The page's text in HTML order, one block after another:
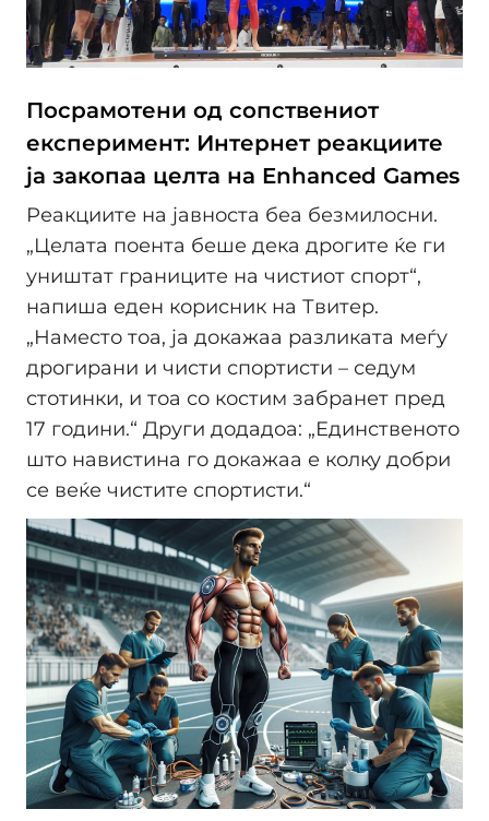
Посрамотени од сопствениот
експеримент: Интернет реакциите
ја закопаа целта на Enhanced Games
Реакциите на јавноста беа безмилосни.
„Целата поента беше дека дрогите ќе ги
уништат границите на чистиот спорт“,
напиша еден корисник на Твитер.
„Наместо тоа, ја докажаа разликата меѓу
дрогирани и чисти спортисти – седум
стотинки, и тоа со костим забранет пред
17 години.“ Други додадоа: „Единственото
што навистина го докажаа е колку добри
се веќе чистите спортисти.“